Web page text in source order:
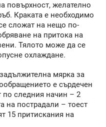
повърхност, желателно
Краката е необходимо
сложат на нещо по-
на притока на
Тялото може да се
охлаждане.
мярка за
е сърдечен
по следния начин – 2
на пострадали – тоест
15 притискания на